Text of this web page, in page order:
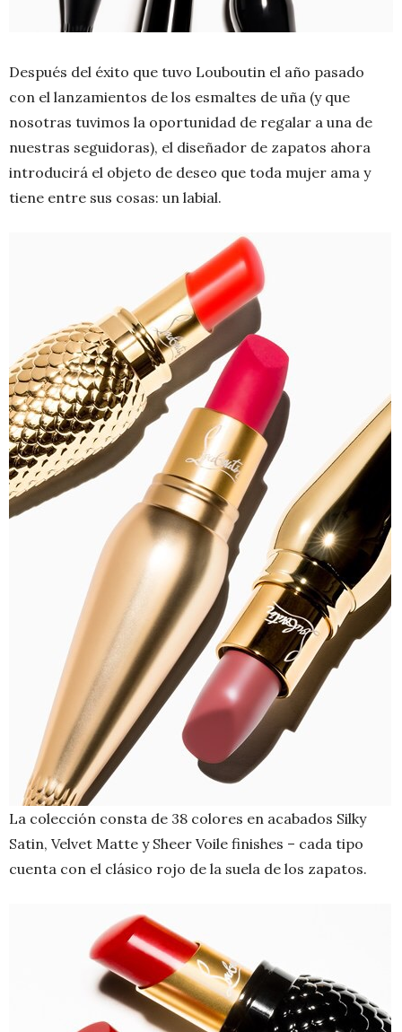
Después del éxito que tuvo Louboutin el año pasado
con el lanzamientos de los esmaltes de uña (y que
nosotras tuvimos la oportunidad de regalar a una de
nuestras seguidoras), el diseñador de zapatos ahora
introducirá el objeto de deseo que toda mujer ama y
tiene entre sus cosas: un labial.
La colección consta de 38 colores en acabados Silky
Satin, Velvet Matte y Sheer Voile finishes – cada tipo
cuenta con el clásico rojo de la suela de los zapatos.